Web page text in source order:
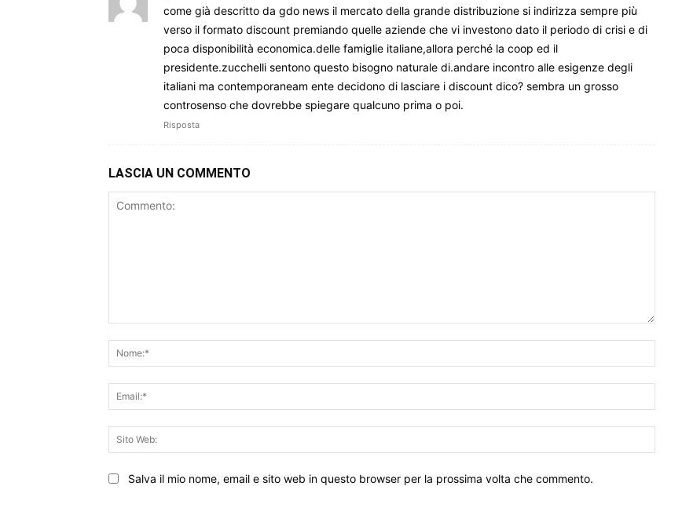
come già descritto da gdo news il mercato della grande distribuzione si indirizza sempre più
verso il formato discount premiando quelle aziende che vi investono dato il periodo di crisi e di
poca disponibilità economica.delle famiglie italiane,allora perché la coop ed il
presidente.zucchelli sentono questo bisogno naturale di.andare incontro alle esigenze degli
italiani ma contemporaneam ente decidono di lasciare i discount dico? sembra un grosso
controsenso che dovrebbe spiegare qualcuno prima o poi.
Risposta
LASCIA UN COMMENTO
Web:
Salva il mio nome, email e sito web in questo browser per la prossima volta che commento.